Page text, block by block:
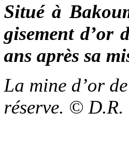
Situé à
gisement d’or
ans après sa
La mine d’or
réserve. © D.R.